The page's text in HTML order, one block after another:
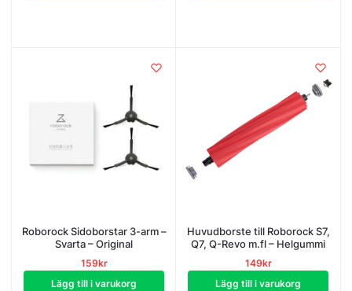
Roborock Sidoborstar 3-arm –
Svarta – Original
159kr
Lägg till i varukorg
Huvudborste till Roborock S7,
Q7, Q-Revo m.fl – Helgummi
149kr
Lägg till i varukorg